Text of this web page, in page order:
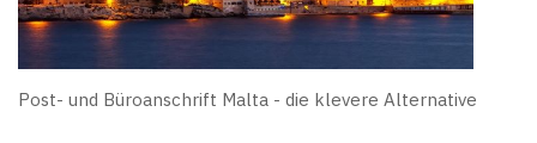
Post- und Büroanschrift Malta - die klevere Alternative